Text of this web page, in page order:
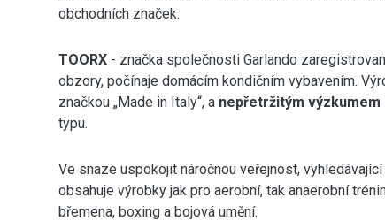
obchodních značek.
TOORX - značka společnosti Garlando
obzory, počínaje domácím kondičním vybavením.
značkou „Made in Italy“, a nepřetržitým výzkumem
typu.
Ve snaze uspokojit náročnou veřejnost,
obsahuje výrobky jak pro aerobní, tak anaerobní
břemena, boxing a bojová umění.